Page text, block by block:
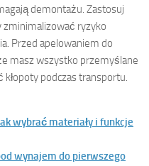
demontażu. Zastosuj
zminimalizować ryzyko
Przed apelowaniem do
masz wszystko przemyślane
podczas transportu.
wybrać materiały i funkcje
wynajem do pierwszego